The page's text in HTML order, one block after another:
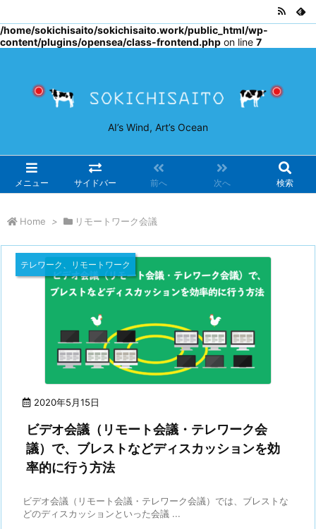
/home/sokichisaito/sokichisaito.work/public_html/wp-
content/plugins/opensea/class-frontend.php on line 7
AI’s Wind, Art’s Ocean
メニュー サイドバー 前へ 次へ 検索
Home > リモートワーク会議
2020年5月15日
テレワーク、リモートワーク
ビデオ会議（リモート会議・テレワーク会
議）で、ブレストなどディスカッションを効
率的に行う方法
ビデオ会議（リモート会議・テレワーク会議）では、ブレストな
どのディスカッションといった会議 ...